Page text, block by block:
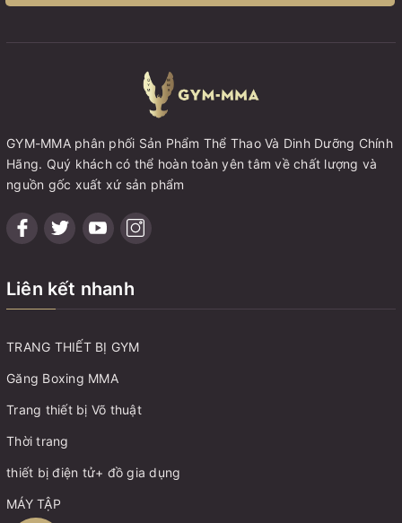
GYM-MMA phân phối Sản Phẩm Thể Thao Và Dinh Dưỡng Chính
Hãng. Quý khách có thể hoàn toàn yên tâm về chất lượng và
nguồn gốc xuất xứ sản phẩm
Liên kết nhanh
TRANG THIẾT BỊ GYM
Găng Boxing MMA
Trang thiết bị Võ thuật
Thời trang
thiết bị điện tử+ đồ gia dụng
MÁY TẬP